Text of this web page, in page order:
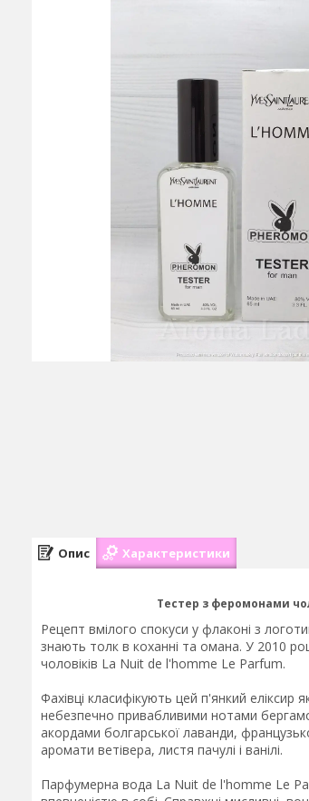
Опис Характеристики
Тестер з феромонами
Рецепт вмілого спокуси у флаконі з
знають толк в коханні та омана. У 2010
чоловіків La Nuit de l'homme Le Parfum.
Фахівці класифікують цей п'янкий еліксир
небезпечно привабливими нотами
акордами болгарської лаванди,
аромати ветівера, листя пачулі і ванілі.
Парфумерна вода La Nuit de l'homme Le